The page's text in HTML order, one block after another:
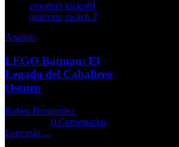
efootball kickoff!
nintendo switch 2
Analisis
LEGO Batman: El
Legado del Caballero
Oscuro
Ruben Hernandez
0 Comentarios
Leer más ...